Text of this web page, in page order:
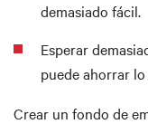
demasiado fácil.
Esperar
puede ahorrar
Crear un fondo de